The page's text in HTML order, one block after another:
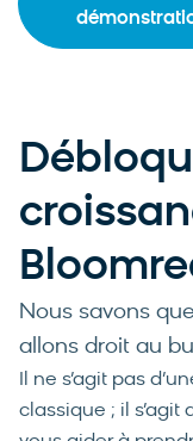
Nous savons
allons droit au
Il ne s’agit pas
classique ; il s’agit